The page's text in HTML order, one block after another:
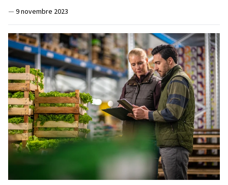
— 9 novembre 2023